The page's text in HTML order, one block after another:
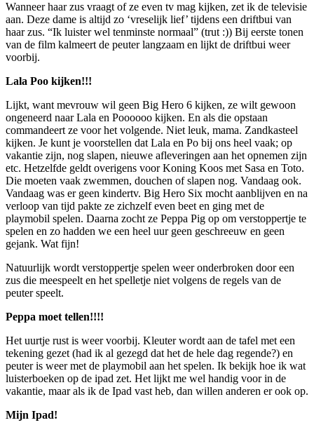
Wanneer haar zus vraagt of ze even tv mag kijken, zet ik de televisie
aan. Deze dame is altijd zo ‘vreselijk lief’ tijdens een driftbui van
haar zus. “Ik luister wel tenminste normaal” (trut :)) Bij eerste tonen
van de film kalmeert de peuter langzaam en lijkt de driftbui weer
voorbij.
Lala Poo kijken!!!
Lijkt, want mevrouw wil geen Big Hero 6 kijken, ze wilt gewoon
ongeneerd naar Lala en Poooooo kijken. En als die opstaan
commandeert ze voor het volgende. Niet leuk, mama. Zandkasteel
kijken. Je kunt je voorstellen dat Lala en Po bij ons heel vaak; op
vakantie zijn, nog slapen, nieuwe afleveringen aan het opnemen zijn
etc. Hetzelfde geldt overigens voor Koning Koos met Sasa en Toto.
Die moeten vaak zwemmen, douchen of slapen nog. Vandaag ook.
Vandaag was er geen kindertv. Big Hero Six mocht aanblijven en na
verloop van tijd pakte ze zichzelf even beet en ging met de
playmobil spelen. Daarna zocht ze Peppa Pig op om verstoppertje te
spelen en zo hadden we een heel uur geen geschreeuw en geen
gejank. Wat fijn!
Natuurlijk wordt verstoppertje spelen weer onderbroken door een
zus die meespeelt en het spelletje niet volgens de regels van de
peuter speelt.
Peppa moet tellen!!!!
Het uurtje rust is weer voorbij. Kleuter wordt aan de tafel met een
tekening gezet (had ik al gezegd dat het de hele dag regende?) en
peuter is weer met de playmobil aan het spelen. Ik bekijk hoe ik wat
luisterboeken op de ipad zet. Het lijkt me wel handig voor in de
vakantie, maar als ik de Ipad vast heb, dan willen anderen er ook op.
Mijn Ipad!